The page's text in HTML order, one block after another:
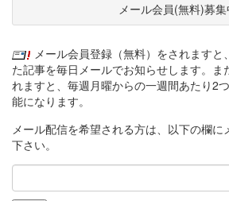
メール会員(無料)募集
メール会員登録（無料）をされますと
た記事を毎日メールでお知らせします。ま
れますと、毎週月曜からの一週間あたり2
能になります。
メール配信を希望される方は、以下の欄に
下さい。